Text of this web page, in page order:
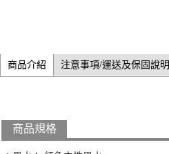
商品介紹 注意事項/運送及保固說明
商品規格